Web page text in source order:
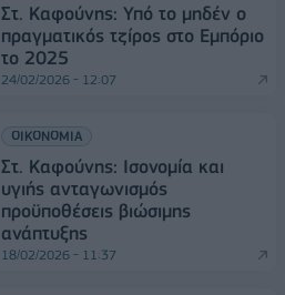
Στ. Καφούνης: Υπό το μηδέν ο
πραγματικός τζίρος στο Εμπόριο
το 2025
24/02/2026 - 12:07
ΟΙΚΟΝΟΜΙΑ
Στ. Καφούνης: Ισονομία και
υγιής ανταγωνισμός
προϋποθέσεις βιώσιμης
ανάπτυξης
18/02/2026 - 11:37